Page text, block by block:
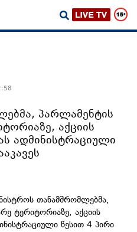
პარლამენტის
აქციის
ადმინისტრაციული
თანამშრომლებმა,
ტერიტორიაზე, აქციის
წესით 4 პირი